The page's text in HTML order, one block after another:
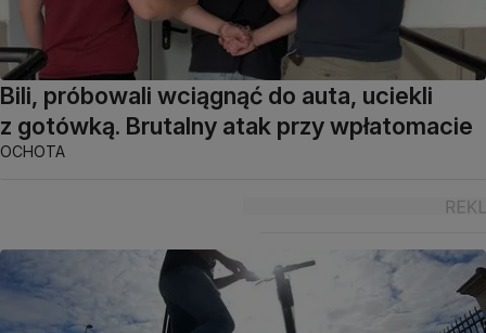
Bili, próbowali wciągnąć do auta, uciekli
z gotówką. Brutalny atak przy wpłatomacie
OCHOTA